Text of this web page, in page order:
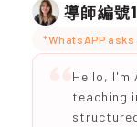
導師編號
*WhatsAPP
Hello, I'm
teaching